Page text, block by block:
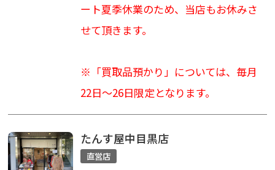
ート夏季休業のため、当店もお休みさ
せて頂きます。
※「買取品預かり」については、毎月
22日～26日限定となります。
たんす屋中目黒店
直営店